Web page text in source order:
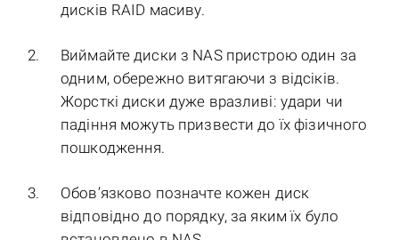
дисків RAID масиву.
Виймайте диски з NAS пристрою один за
одним, обережно витягаючи з відсіків.
Жорсткі диски дуже вразливі: удари чи
падіння можуть призвести до їх фізичного
пошкодження.
Обов’язково позначте кожен диск
відповідно до порядку, за яким їх було